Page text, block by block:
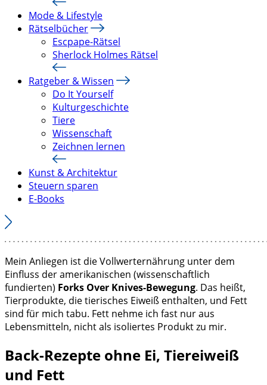
Mode & Lifestyle
Rätselbücher
Escpape-Rätsel
Sherlock Holmes Rätsel
Ratgeber & Wissen
Do It Yourself
Kulturgeschichte
Tiere
Wissenschaft
Zeichnen lernen
Kunst & Architektur
Steuern sparen
E-Books
Mein Anliegen ist die Vollwerternährung unter dem
Einfluss der amerikanischen (wissenschaftlich
fundierten) Forks Over Knives-Bewegung. Das heißt,
Tierprodukte, die tierisches Eiweiß enthalten, und Fett
sind für mich tabu. Fett nehme ich fast nur aus
Lebensmitteln, nicht als isoliertes Produkt zu mir.
Back-Rezepte ohne Ei, Tiereiweiß
und Fett